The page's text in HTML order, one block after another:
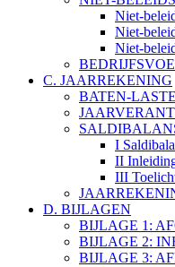
Niet-
Niet-
Niet-
C. JAARREKENING
BATEN-
I
II
III
D. BIJLAGEN
BIJLAGE 1:
BIJLAGE 2:
BIJLAGE 3: